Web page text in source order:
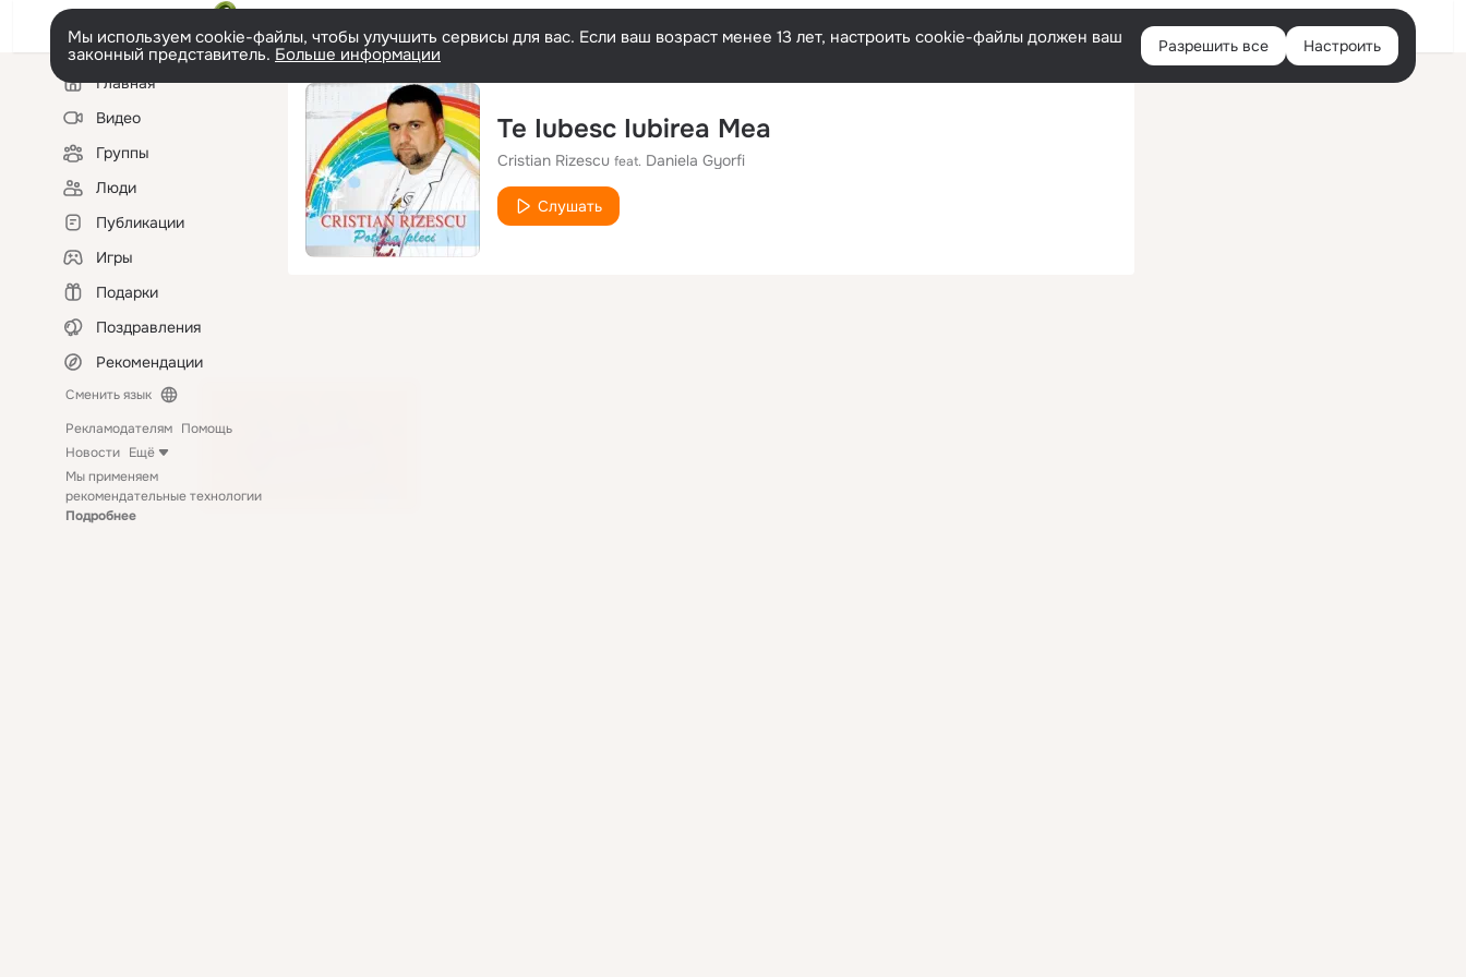
Войти
Мы используем cookie-файлы, чтобы улучшить сервисы для вас. Если ваш возраст менее 13 лет, настроить cookie-файлы должен ваш
законный представитель. Больше информации Разрешить все Настроить
Левая
колонкаГлавная
Видео
Группы
Люди
Публикации
Игры
Подарки
Поздравления
Рекомендации
Сменить язык
Рекламодателям Помощь
Новости Ещё
Мы применяем
рекомендательные технологии
Подробнее
Te Iubesc Iubirea Mea
Cristian Rizescu feat. Daniela Gyorfi
Слушать